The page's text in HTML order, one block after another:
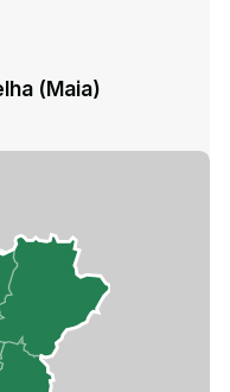
(Maia)